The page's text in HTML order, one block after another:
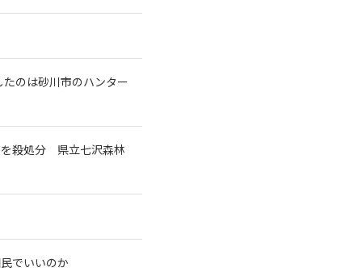
のは砂川市のハンター
を殺処分 県立七沢森林
でいいのか